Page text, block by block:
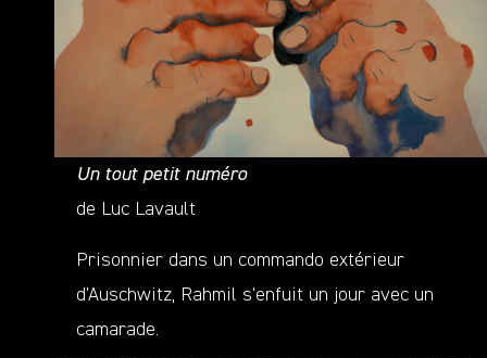
Un tout petit numéro
de Luc Lavault
Prisonnier dans un commando extérieur
d’Auschwitz, Rahmil s’enfuit un jour avec un
camarade.